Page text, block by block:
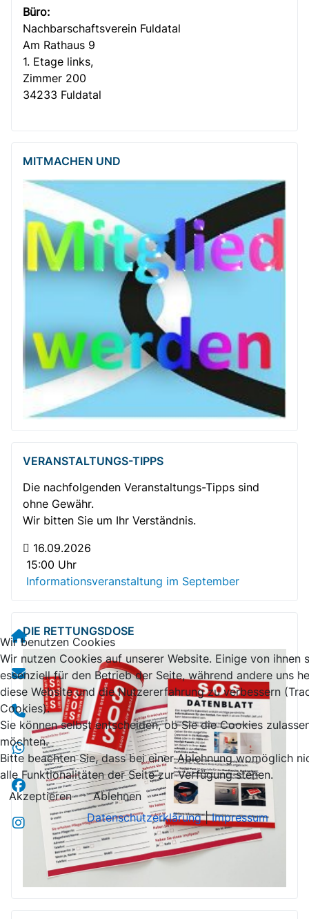
Büro:
Nachbar­­schafts­verein Fuldatal
Am Rathaus 9
1. Etage links,
Zimmer 200
34233 Fuldatal
MITMACHEN UND
VERANSTALTUNGS-TIPPS
Die nachfolgenden Veranstaltungs-Tipps sind
ohne Gewähr.
Wir bitten Sie um Ihr Verständnis.
16.09.2026
15:00 Uhr
Informationsveranstaltung im September
DIE RETTUNGSDOSE
Wir benutzen Cookies
Wir nutzen Cookies auf unserer Website. Einige von ihnen
essenziell für den Betrieb der Seite, während andere uns
diese Website und die Nutzererfahrung zu verbessern
Cookies).
Sie können selbst entscheiden, ob Sie die Cookies
möchten.
Bitte beachten Sie, dass bei einer Ablehnung womöglich
alle Funktionalitäten der Seite zur Verfügung stehen.
Akzeptieren
Ablehnen
Datenschutzerklärung|Impressum